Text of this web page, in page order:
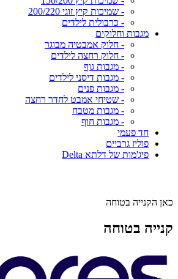
- שמיכות קיץ זוגי 200/220
- כרבולית לילדים
מגבות וחלוקים
- חלוק אמבטיה מבוגר
- חלוק רחצה לילדים
- מגבות גוף
- מגבות דיסני לילדים
- מגבות פנים
- שטיחי אמבט לחדר רחצה
- מגבות מטבח
- מגבות חוף
חד פעמי
פוליז גרביים
פיג'מות של דלתא Delta
כאן הקנייה בטוחה
קנייה בטוחה